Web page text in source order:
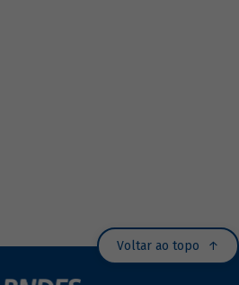
Voltar ao topo